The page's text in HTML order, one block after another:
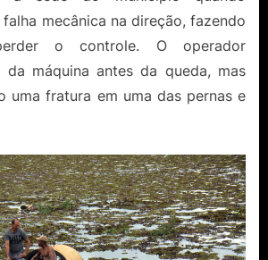
mecânica na direção, fazendo
o controle. O operador
da máquina antes da queda, mas
uma fratura em uma das pernas e